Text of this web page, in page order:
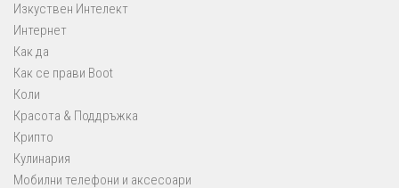
Изкуствен Интелект
Интернет
Как да
Как се прави Boot
Коли
Красота & Поддръжка
Крипто
Кулинария
Мобилни телефони и аксесоари